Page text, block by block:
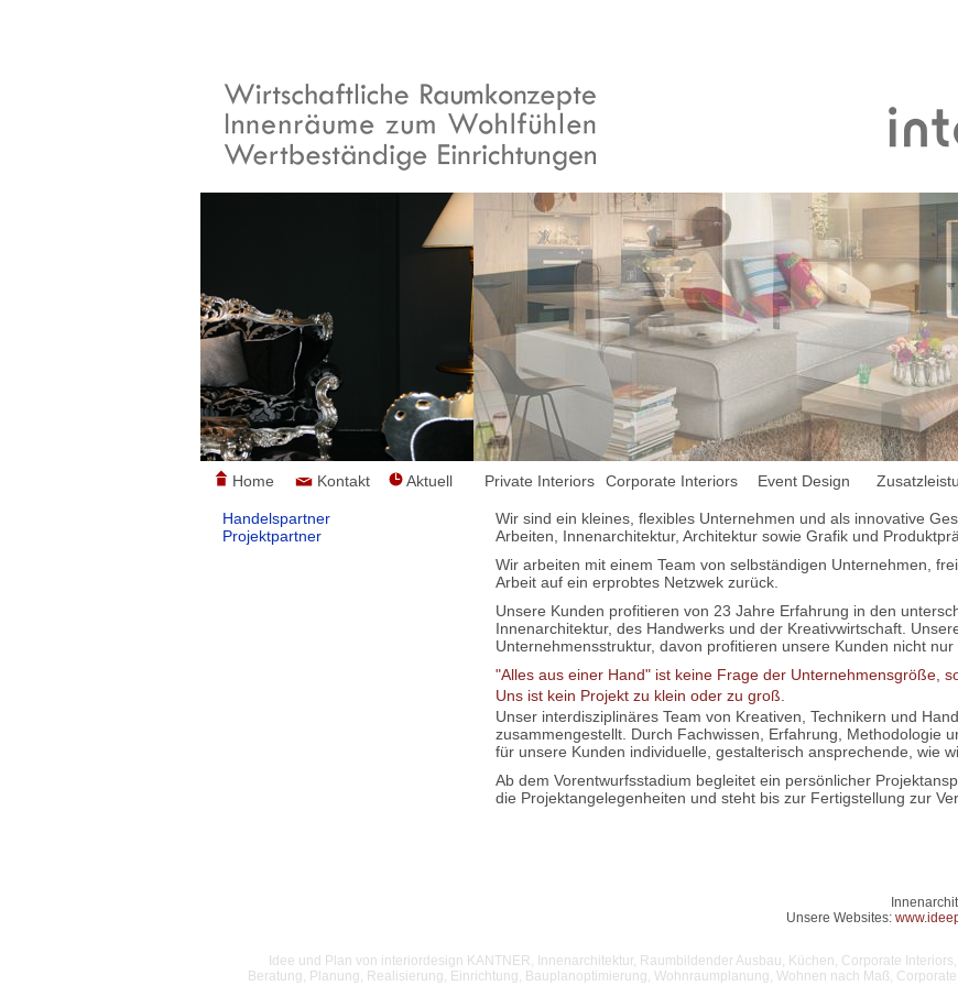
Home Kontakt Aktuell Private Interiors Corporate Interiors Event Design
Handelspartner
Projektpartner
Wir sind ein kleines, flexibles Unternehmen und als innovative
Arbeiten, Innenarchitektur, Architektur sowie Grafik und
Wir arbeiten mit einem Team von selbständigen Unternehmen,
Arbeit auf ein erprobtes Netzwek zurück.
Unsere Kunden profitieren von 23 Jahre Erfahrung in den
Innenarchitektur, des Handwerks und der Kreativwirtschaft.
Unternehmensstruktur, davon profitieren unsere Kunden nicht nur
"Alles aus einer Hand" ist keine Frage der Unternehmensgröße,
Uns ist kein Projekt zu klein oder zu groß.
Unser interdisziplinäres Team von Kreativen, Technikern und
zusammengestellt. Durch Fachwissen, Erfahrung, Methodologie
für unsere Kunden individuelle, gestalterisch ansprechende, wie
Ab dem Vorentwurfsstadium begleitet ein persönlicher
die Projektangelegenheiten und steht bis zur Fertigstellung zur
Unsere Websites:
Idee und Plan von interiordesign KANTNER, Innenarchitektur, Raumbildender Ausbau, Küchen, Corporate
Beratung, Planung, Realisierung, Einrichtung, Bauplanoptimierung, Wohnraumplanung, Wohnen nach Maß,